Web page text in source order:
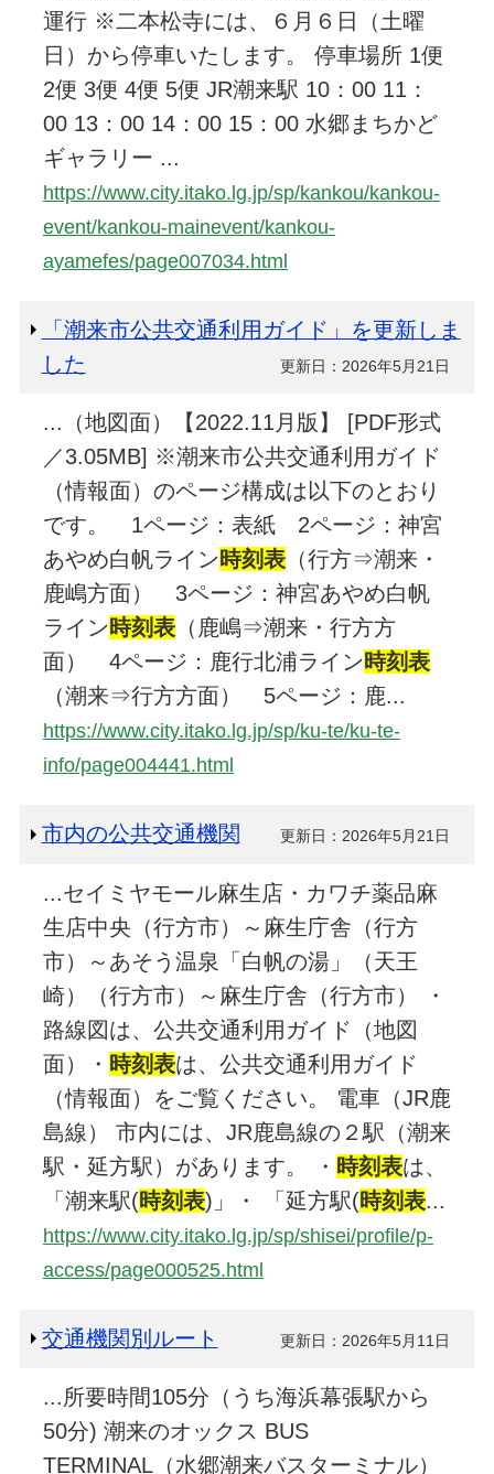
運行 ※二本松寺には、６月６日（土曜
日）から停車いたします。 停車場所 1便
2便 3便 4便 5便 JR潮来駅 10：00 11：
00 13：00 14：00 15：00 水郷まちかど
ギャラリー ...
https://www.city.itako.lg.jp/sp/kankou/kankou-
event/kankou-mainevent/kankou-
ayamefes/page007034.html
「潮来市公共交通利用ガイド」を更新しま
した
更新日：2026年5月21日
...（地図面）【2022.11月版】 [PDF形式
／3.05MB] ※潮来市公共交通利用ガイド
（情報面）のページ構成は以下のとおり
です。 1ページ：表紙 2ページ：神宮
あやめ白帆ライン時刻表（行方⇒潮来・
鹿嶋方面） 3ページ：神宮あやめ白帆
ライン時刻表（鹿嶋⇒潮来・行方方
面） 4ページ：鹿行北浦ライン時刻表
（潮来⇒行方方面） 5ページ：鹿...
https://www.city.itako.lg.jp/sp/ku-te/ku-te-
info/page004441.html
市内の公共交通機関 更新日：2026年5月21日
...セイミヤモール麻生店・カワチ薬品麻
生店中央（行方市）～麻生庁舎（行方
市）～あそう温泉「白帆の湯」（天王
崎）（行方市）～麻生庁舎（行方市） ・
路線図は、公共交通利用ガイド（地図
面）・ 時刻表は、公共交通利用ガイド
（情報面）をご覧ください。 電車（JR鹿
島線） 市内には、JR鹿島線の２駅（潮来
駅・延方駅）があります。 ・ 時刻表は、
「潮来駅(時刻表)」・ 「延方駅(時刻表...
https://www.city.itako.lg.jp/sp/shisei/profile/p-
access/page000525.html
交通機関別ルート 更新日：2026年5月11日
...所要時間105分（うち海浜幕張駅から
50分) 潮来のオックス BUS
TERMINAL（水郷潮来バスターミナル）